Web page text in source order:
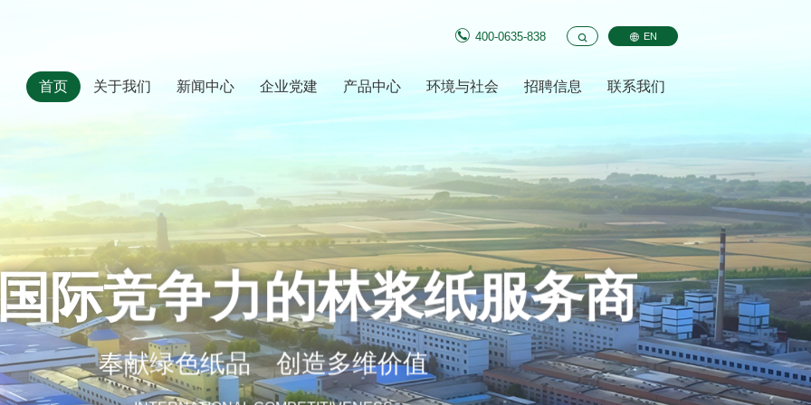
400-0635-838 EN
首页 关于我们 新闻中心 企业党建 产品中心 环境与社会 招聘信息 联系我们
竞争力的林浆纸服务商
奉献绿色纸品 创造多维价值